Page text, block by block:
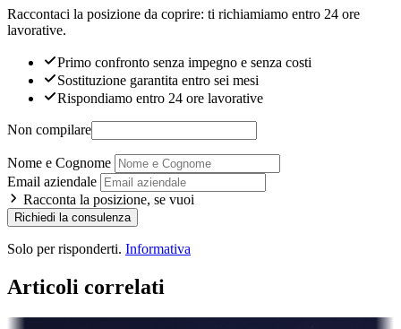
Raccontaci la posizione da coprire: ti richiamiamo entro 24 ore
lavorative.
Primo confronto senza impegno e senza costi
Sostituzione garantita entro sei mesi
Rispondiamo entro 24 ore lavorative
Non compilare
Nome e Cognome
Email aziendale
Racconta la posizione, se vuoi
Richiedi la consulenza
Solo per risponderti. Informativa
Articoli correlati